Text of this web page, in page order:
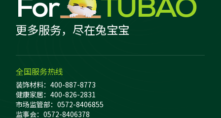
更多服务，尽在兔宝宝
全国服务热线
装饰材料：400-887-8773
健康家居：400-826-2831
市场监管部：0572-8406855
监事会：0572-8406378